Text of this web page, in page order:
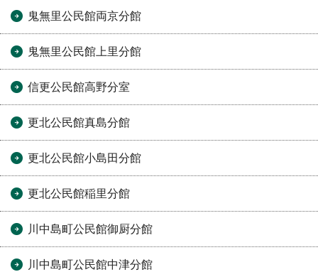
鬼無里公民館両京分館
鬼無里公民館上里分館
信更公民館高野分室
更北公民館真島分館
更北公民館小島田分館
更北公民館稲里分館
川中島町公民館御厨分館
川中島町公民館中津分館